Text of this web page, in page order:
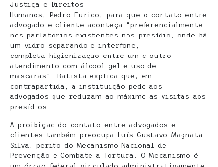
Justiça e Direitos
Humanos, Pedro Eurico, para que o contato entre
advogado e cliente aconteça “preferencialmente
nos parlatórios existentes nos presídio, onde há
um vidro separando e interfone,
completa higienização entre um e outro
atendimento com álcool gel e uso de
máscaras”. Batista explica que, em
contrapartida, a instituição pede aos
advogados que reduzam ao máximo as visitas aos
presídios.
A proibição do contato entre advogados e
clientes também preocupa Luís Gustavo Magnata
Silva, perito do Mecanismo Nacional de
Prevenção e Combate a Tortura. O Mecanismo é